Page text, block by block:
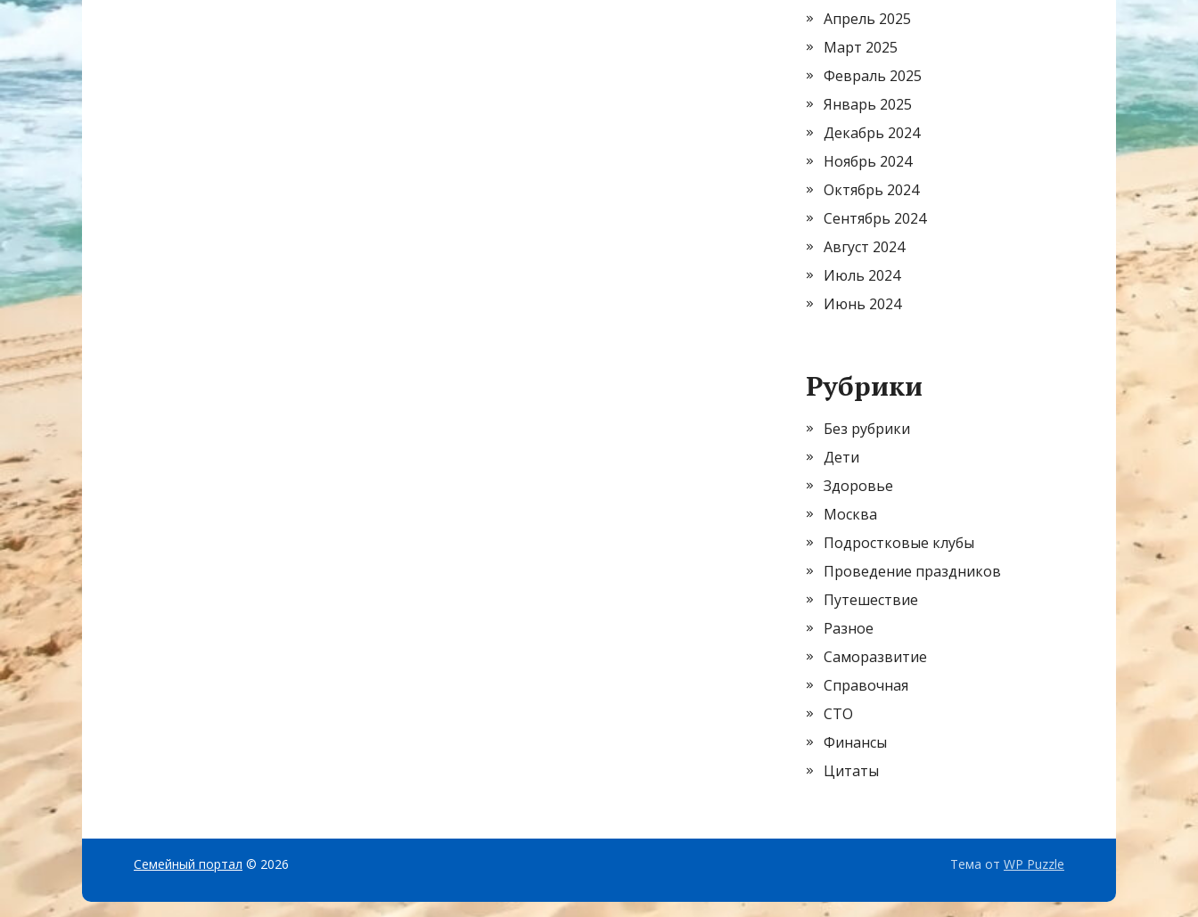
Апрель 2025
Март 2025
Февраль 2025
Январь 2025
Декабрь 2024
Ноябрь 2024
Октябрь 2024
Сентябрь 2024
Август 2024
Июль 2024
Июнь 2024
Рубрики
Без рубрики
Дети
Здоровье
Москва
Подростковые клубы
Проведение праздников
Путешествие
Разное
Саморазвитие
Справочная
СТО
Финансы
Цитаты
Семейный портал © 2026 Тема от WP Puzzle